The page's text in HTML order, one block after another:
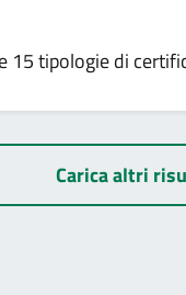
15 tipologie di
Carica altri